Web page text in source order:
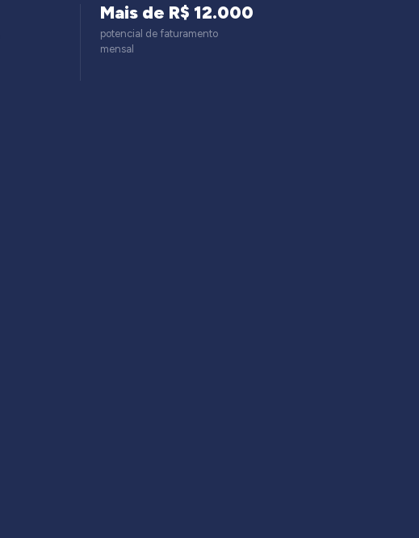
Mais de R$ 12.000
potencial de faturamento
mensal